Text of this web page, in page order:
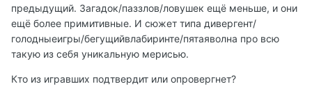
предыдущий. Загадок/паззлов/ловушек ещё меньше, и они
ещё более примитивные. И сюжет типа дивергент/
голодныеигры/бегущийвлабиринте/пятаяволна про всю
такую из себя уникальную мерисью.
Кто из игравших подтвердит или опровергнет?